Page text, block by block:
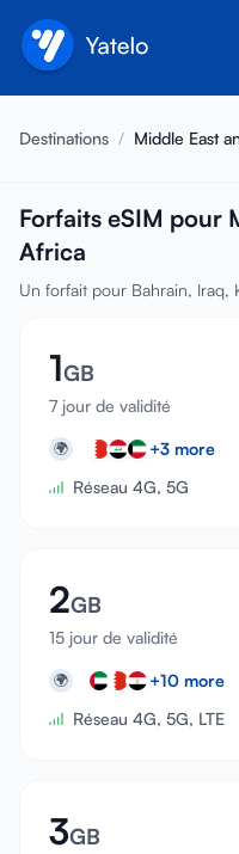
À propos
Gagner
Centre d'aide
FAQ
Assistance
S'inscrire
Destinations / Middle East
Forfaits eSIM pour
Africa
Un forfait pour Bahrain, Iraq,
1GB
7 jour de validité
🌍 +3 more
Réseau 4G, 5G
2GB
15 jour de validité
🌍 +10 more
Réseau 4G, 5G, LTE
3GB